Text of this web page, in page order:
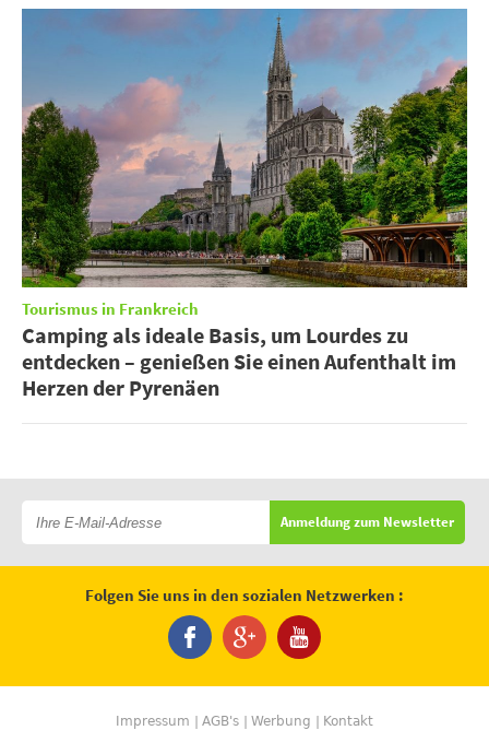
Tourismus in Frankreich
Camping als ideale Basis, um Lourdes zu
entdecken – genießen Sie einen Aufenthalt im
Herzen der Pyrenäen
Anmeldung zum Newsletter
Folgen Sie uns in den sozialen Netzwerken :
Impressum AGB's Werbung Kontakt